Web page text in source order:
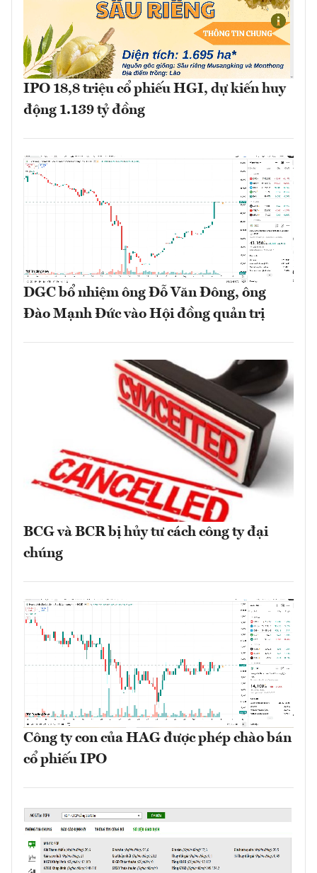
IPO 18,8 triệu cổ phiếu HGI, dự kiến huy
động 1.139 tỷ đồng
DGC bổ nhiệm ông Đỗ Văn Đông, ông
Đào Mạnh Đức vào Hội đồng quản trị
BCG và BCR bị hủy tư cách công ty đại
chúng
Công ty con của HAG được phép chào bán
cổ phiếu IPO